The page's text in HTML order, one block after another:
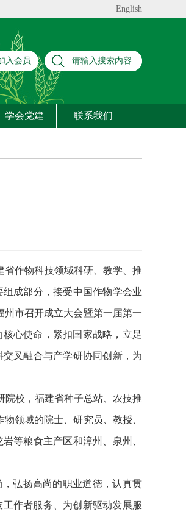
English
入会员
学会党建 联系我们
省作物科技领域科研、教学、推
成部分，接受中国作物学会业
州市召开成立大会暨第一届第一
心使命，紧扣国家战略，立足
叉融合与产学研协同创新，为
院校，福建省种子总站、农技推
领域的院士、研究员、教授、
等粮食主产区和漳州、泉州、
弘扬高尚的职业道德，认真贯
作者服务、为创新驱动发展服